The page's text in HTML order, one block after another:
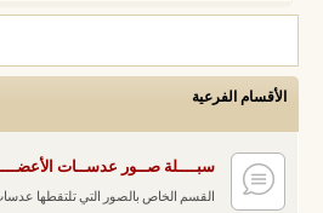
الأقسام الفرعية
سبــــلة صــور عدســات
القسم الخاص بالصور التي تلتقطها